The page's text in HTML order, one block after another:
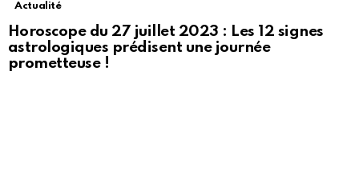
Actualité
Horoscope du 27 juillet 2023 : Les 12 signes
astrologiques prédisent une journée
prometteuse !